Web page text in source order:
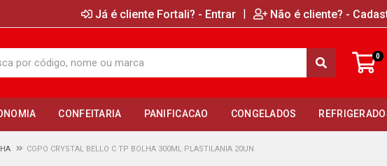
Já é cliente Fortali? - Entrar | Não é cliente? -
0
CONFEITARIA PANIFICACAO CONGELADOS
COPO CRYSTAL BELLO C TP BOLHA 300ML PLASTILANIA 20UN